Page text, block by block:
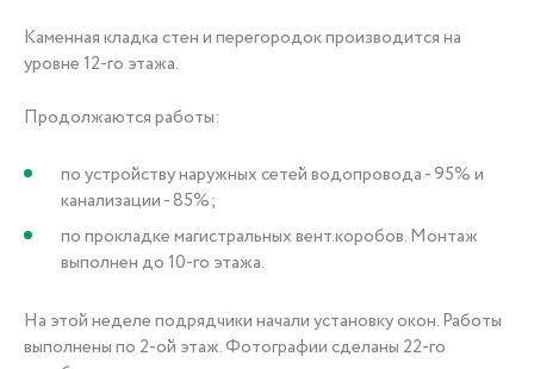
Каменная кладка стен и перегородок производится на
уровне 12-го этажа.
Продолжаются работы:
по устройству наружных сетей водопровода - 95% и
канализации - 85%;
по прокладке магистральных вент.коробов. Монтаж
выполнен до 10-го этажа.
На этой неделе подрядчики начали установку окон. Работы
выполнены по 2-ой этаж. Фотографии сделаны 22-го